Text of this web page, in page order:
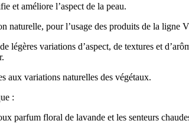
et améliore l’aspect de la peau.
naturelle, pour l’usage des produits de la ligne
légères variations d’aspect, de textures et
aux variations naturelles des végétaux.
:
parfum floral de lavande et les senteurs